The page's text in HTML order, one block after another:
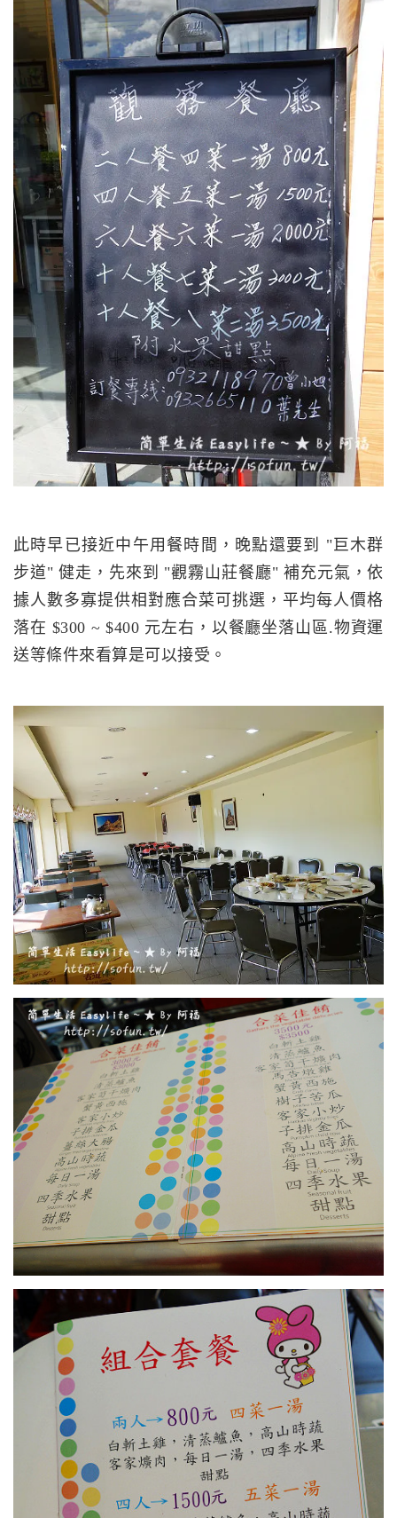
此時早已接近中午用餐時間，晚點還要到 "巨木群
步道" 健走，先來到 "觀霧山莊餐廳" 補充元氣，依
據人數多寡提供相對應合菜可挑選，平均每人價格
落在 $300 ~ $400 元左右，以餐廳坐落山區.物資運
送等條件來看算是可以接受。